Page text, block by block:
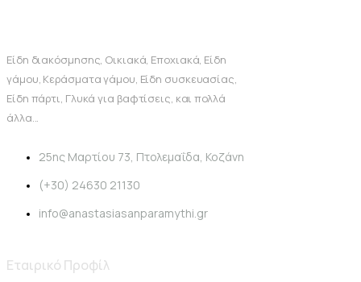
Είδη διακόσμησης, Οικιακά, Εποχιακά, Είδη
γάμου, Κεράσματα γάμου, Είδη συσκευασίας,
Είδη πάρτι, Γλυκά για βαφτίσεις, και πολλά
άλλα...
25ης Μαρτίου 73, Πτολεμαΐδα, Κοζάνη
(+30) 24630 21130
info@anastasiasanparamythi.gr
Εταιρικό Προφίλ